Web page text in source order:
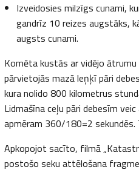
Izveidosies milzīgs cunami,
gandrīz 10 reizes augstāks,
augsts cunami.
Komēta kustās ar vidējo
pārvietojās mazā leņķī pāri
kura nolido 800 kilometrus
Lidmašīna ceļu pāri debesīm
apmēram 360/180=2
Apkopojot sacīto, filmā
postošo seku attēlošana